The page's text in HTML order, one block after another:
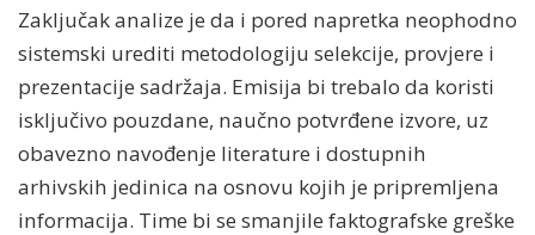
Zaključak analize je da i pored napretka neophodno
sistemski urediti metodologiju selekcije, provjere i
prezentacije sadržaja. Emisija bi trebalo da koristi
isključivo pouzdane, naučno potvrđene izvore, uz
obavezno navođenje literature i dostupnih
arhivskih jedinica na osnovu kojih je pripremljena
informacija. Time bi se smanjile faktografske greške